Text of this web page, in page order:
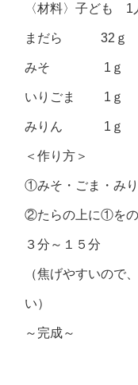
〈材料〉子ども 1
まだら 32ｇ （
みそ 1ｇ
いりごま 1ｇ
みりん 1ｇ
＜作り方＞
①みそ・ごま・みり
②たらの上に①をの
３分～１５分
（焦げやすいので
い）
～完成～